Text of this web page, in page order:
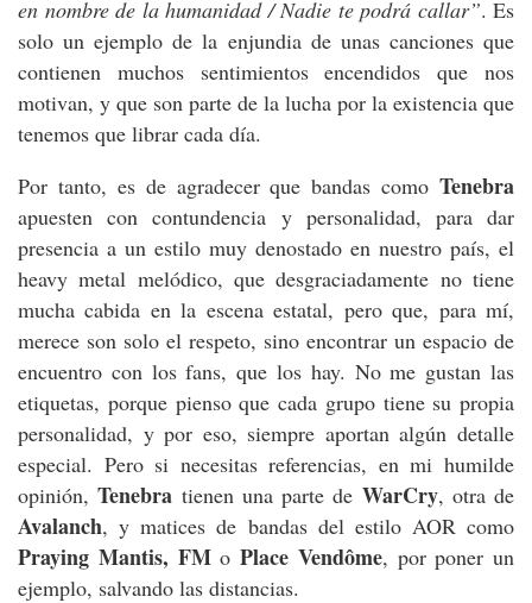
en nombre de la humanidad / Nadie te podrá callar”. Es
solo un ejemplo de la enjundia de unas canciones que
contienen muchos sentimientos encendidos que nos
motivan, y que son parte de la lucha por la existencia que
tenemos que librar cada día.
Por tanto, es de agradecer que bandas como Tenebra
apuesten con contundencia y personalidad, para dar
presencia a un estilo muy denostado en nuestro país, el
heavy metal melódico, que desgraciadamente no tiene
mucha cabida en la escena estatal, pero que, para mí,
merece son solo el respeto, sino encontrar un espacio de
encuentro con los fans, que los hay. No me gustan las
etiquetas, porque pienso que cada grupo tiene su propia
personalidad, y por eso, siempre aportan algún detalle
especial. Pero si necesitas referencias, en mi humilde
opinión,Tenebra tienen una parte de WarCry, otra de
Avalanch, y matices de bandas del estilo AOR como
Praying Mantis, FMo Place Vendôme, por poner un
ejemplo, salvando las distancias.